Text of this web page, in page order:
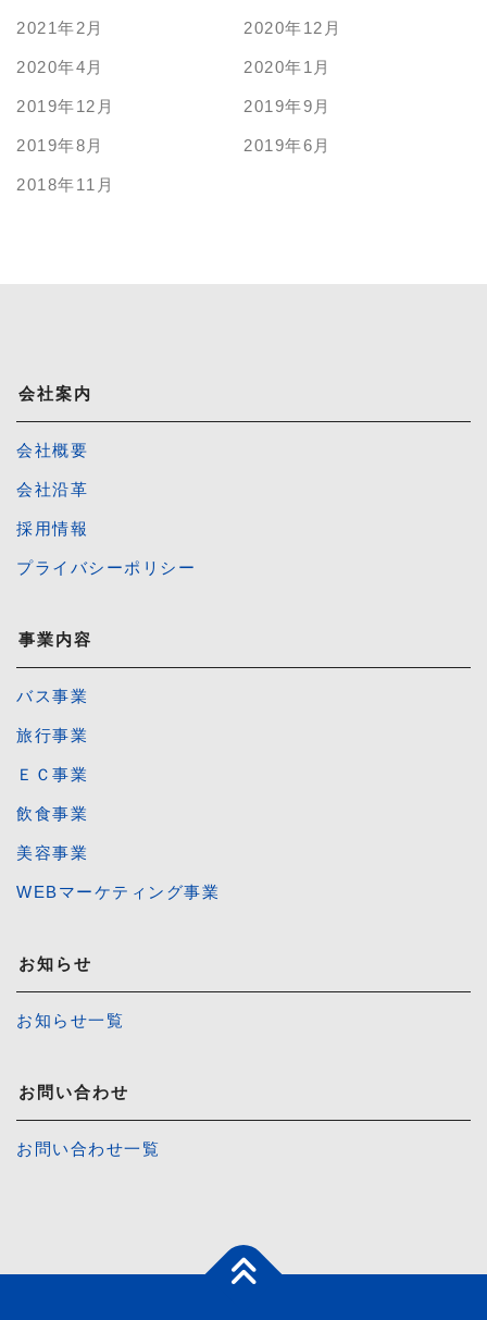
2021年2月 2020年12月
2020年4月 2020年1月
2019年12月 2019年9月
2019年8月 2019年6月
2018年11月
会社案内
会社概要
会社沿革
採用情報
プライバシーポリシー
事業内容
バス事業
旅行事業
ＥＣ事業
飲食事業
美容事業
WEBマーケティング事業
お知らせ
お知らせ一覧
お問い合わせ
お問い合わせ一覧